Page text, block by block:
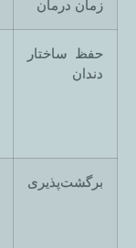
زمان درمان
حفظ ساختار
دندان
برگشت‌پذیری